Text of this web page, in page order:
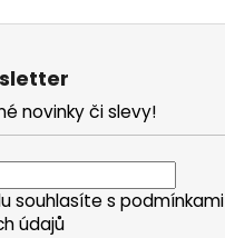
d
p
r
v
k
y
novinky či slevy!
souhlasíte s podmínkami
údajů